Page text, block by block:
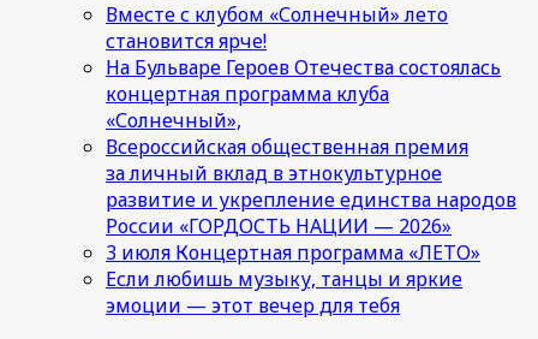
Вместе с клубом «Солнечный» лето
становится ярче!
На Бульваре Героев Отечества состоялась
концертная программа клуба
«Солнечный»,
Всероссийская общественная премия
за личный вклад в этнокультурное
развитие и укрепление единства народов
России «ГОРДОСТЬ НАЦИИ — 2026»
3 июля Концертная программа «ЛЕТО»
Если любишь музыку, танцы и яркие
эмоции — этот вечер для тебя